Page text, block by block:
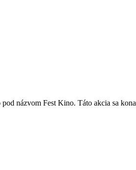
názvom Fest Kino. Táto akcia sa kona